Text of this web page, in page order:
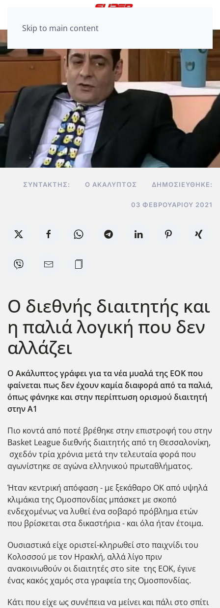
Skip to main content
ΣΥΝΤΆΚΤΗΣ: Ο ΑΚΆΛΥΠΤΟΣ ΔΗΜΟΣΙΕΎΘΗΚΕ:
03 ΦΕΒΡΟΥΑΡΊΟΥ 2021
Ο διεθνής διαιτητής και
η παλιά λογική που δεν
αλλάζει
Ο Ακάλυπτος γράφει για τα νέα μυαλά της ΕΟΚ που
φαίνεται πως δεν έχουν καμία διαφορά από τα παλιά,
όπως φάνηκε και στην περίπτωση ορισμού διαιτητή
στην Α1
Πιο κοντά από ποτέ βρέθηκε στην επιστροφή του στην
Basket League διεθνής διαιτητής από τη Θεσσαλονίκη,
σχεδόν τρία χρόνια μετά την τελευταία φορά που
αγωνίστηκε σε αγώνα ελληνικού πρωταθλήματος.
Ήταν κεντρική απόφαση - με ξεκάθαρο ΟΚ από υψηλά
κλιμάκια της Ομοσπονδίας μπάσκετ με σκοπό
ενδεχομένως να λυθεί ένα σοβαρό πρόβλημα ετών
που βρίσκεται στα δικαστήρια - και όλα ήταν έτοιμα.
Ουσιαστικά είχε οριστεί-κληρωθεί στο παιχνίδι του
Κολοσσού με τον Ηρακλή, αλλά λίγο πριν
ανακοινωθούν οι διαιτητές στο site της ΕΟΚ, έγινε
ένας κακός χαμός στα γραφεία της Ομοσπονδίας.
Κάτι που είχε ως συνέπεια να μείνει και πάλι στο σπίτι